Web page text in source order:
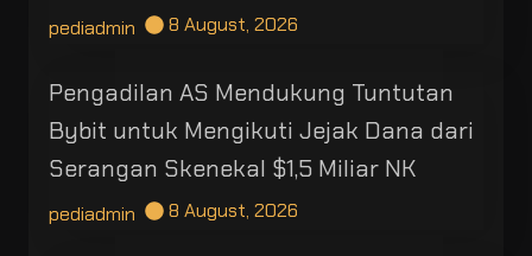
pediadmin 8 August, 2026
Pengadilan AS Mendukung Tuntutan
Bybit untuk Mengikuti Jejak Dana dari
Serangan Skenekal $1,5 Miliar NK
pediadmin 8 August, 2026